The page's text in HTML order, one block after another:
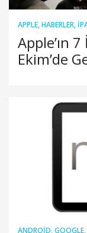
APPLE,HABERLER,
Apple’ın
Ekim’de
ANDROID,GOOGLE,